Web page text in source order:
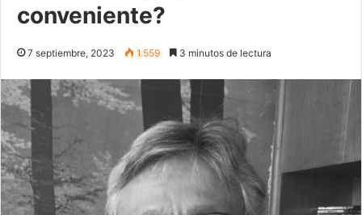
conveniente?
7 septiembre, 2023 1.559 3 minutos de lectura